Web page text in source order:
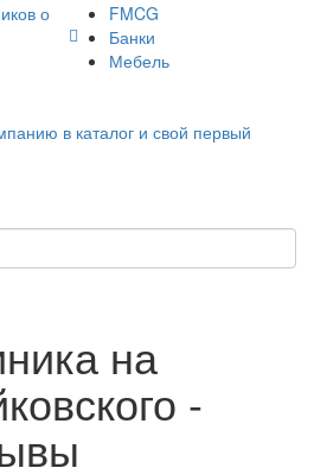
о
FMCG
Банки
Мебель
в каталог и свой первый
на
-